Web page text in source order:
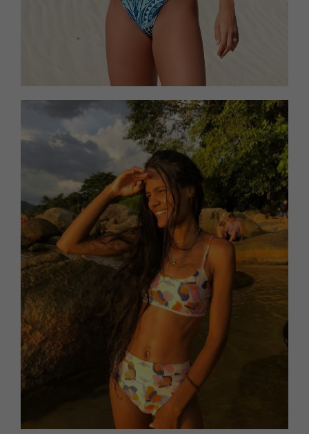
A estampa ou cor poderão sofrer variações em relação
Modo de lavagem:
Lavar sempre a mão;
Nunca lavar na máquina de lavar (a lavagem na
máquina pode danificar a peça);
Lavar com sabão neutro (sabonete e sabão de
coco não são neutros);
Enxaguar bem;
Não limpar a seco;
Secar sempre a sombra (não deixar secar no boxe
do banheiro, isso pode mofar e manchar o biquíni);
Não deixar de molho;
Não alvejar/não branquear (isso inclui cloro de
piscina);
Lavagem reduzida, temperatura maxima de 30º;
Dicas:
Pamela e Marcela usando tamanho P